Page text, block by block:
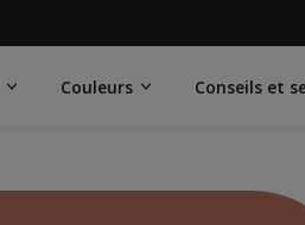
Couleurs Conseils et